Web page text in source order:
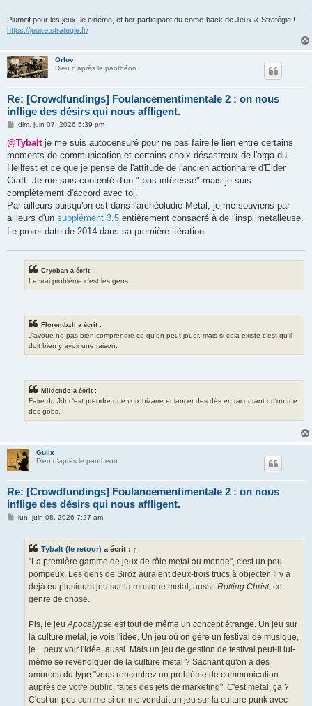
Plumitif pour les jeux, le cinéma, et fier participant du come-back de Jeux & Stratégie !
https://jeuxetstrategie.fr/
Orlov
Dieu d'après le panthéon
Re: [Crowdfundings] Foulancementimentale 2 : on nous
inflige des désirs qui nous affligent.
M
s
a
g
dim. juin 07, 2026 5:39 pm
@Tybaltje me suis autocensuré pour ne pas faire le lien entre certains
moments de communication et certains choix désastreux de l'orga du
Hellfest et ce que je pense de l'attitude de l'ancien actionnaire d'Elder
Craft. Je me suis contenté d'un " pas intéressé" mais je suis
complètement d'accord avec toi.
Par ailleurs puisqu'on est dans l'archéoludie Metal, je me souviens par
ailleurs d'un supplément 3.5 entièrement consacré à de l'inspi metalleuse.
Le projet date de 2014 dans sa première itération.
Cryoban a écrit :
Le vrai problème c'est les gens.
Florentbzh a écrit :
J'avoue ne pas bien comprendre ce qu'on peut jouer, mais si cela existe c'est qu'il
doit bien y avoir une raison.
Mildendo a écrit :
Faire du Jdr c'est prendre une voix bizarre et lancer des dés en racontant qu'on tue
des gobs.
Gulix
Dieu d'après le panthéon
Re: [Crowdfundings] Foulancementimentale 2 : on nous
inflige des désirs qui nous affligent.
Mlun. juin 08, 2026 7:27 am
Tybalt (le retour) a écrit : ↑
"La première gamme de jeux de rôle metal au monde", c'est un peu
pompeux. Les gens de Siroz auraient deux-trois trucs à objecter. Il y a
déjà eu plusieurs jeu sur la musique metal, aussi. Rotting Christ, ce
genre de chose.
Pis, le jeu Apocalypse est tout de même un concept étrange. Un jeu sur
la culture metal, je vois l'idée. Un jeu où on gère un festival de musique,
je... peux voir l'idée, aussi. Mais un jeu de gestion de festival peut-il lui-
même se revendiquer de la culture metal ? Sachant qu'on a des
amorces du type "vous rencontrez un problème de communication
auprès de votre public, faites des jets de marketing". C'est metal, ça ?
C'est un peu comme si on me vendait un jeu sur la culture punk avec